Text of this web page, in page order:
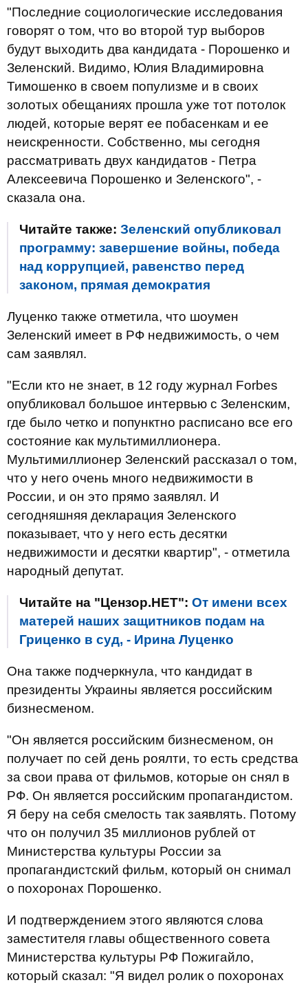
"Последние социологические исследования
говорят о том, что во второй тур выборов
будут выходить два кандидата - Порошенко и
Зеленский. Видимо, Юлия Владимировна
Тимошенко в своем популизме и в своих
золотых обещаниях прошла уже тот потолок
людей, которые верят ее побасенкам и ее
неискренности. Собственно, мы сегодня
рассматривать двух кандидатов - Петра
Алексеевича Порошенко и Зеленского", -
сказала она.
Читайте также: Зеленский опубликовал
программу: завершение войны, победа
над коррупцией, равенство перед
законом, прямая демократия
Луценко также отметила, что шоумен
Зеленский имеет в РФ недвижимость, о чем
сам заявлял.
"Если кто не знает, в 12 году журнал Forbes
опубликовал большое интервью с Зеленским,
где было четко и попунктно расписано все его
состояние как мультимиллионера.
Мультимиллионер Зеленский рассказал о том,
что у него очень много недвижимости в
России, и он это прямо заявлял. И
сегодняшняя декларация Зеленского
показывает, что у него есть десятки
недвижимости и десятки квартир", - отметила
народный депутат.
Читайте на "Цензор.НЕТ": От имени всех
матерей наших защитников подам на
Гриценко в суд, - Ирина Луценко
Она также подчеркнула, что кандидат в
президенты Украины является российским
бизнесменом.
"Он является российским бизнесменом, он
получает по сей день роялти, то есть средства
за свои права от фильмов, которые он снял в
РФ. Он является российским пропагандистом.
Я беру на себя смелость так заявлять. Потому
что он получил 35 миллионов рублей от
Министерства культуры России за
пропагандистский фильм, который он снимал
о похоронах Порошенко.
И подтверждением этого являются слова
заместителя главы общественного совета
Министерства культуры РФ Пожигайло,
который сказал: "Я видел ролик о похоронах